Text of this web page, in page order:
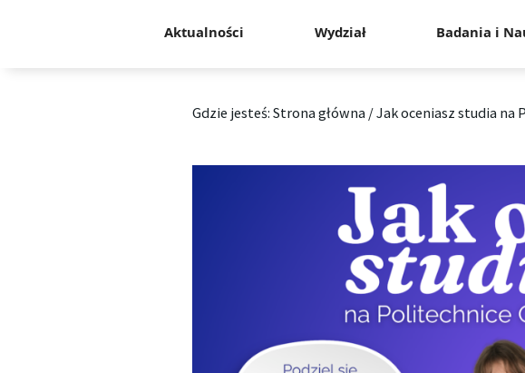
Aktualności Wydział Badania i
Gdzie jesteś: Strona główna /Jak oceniasz studia na